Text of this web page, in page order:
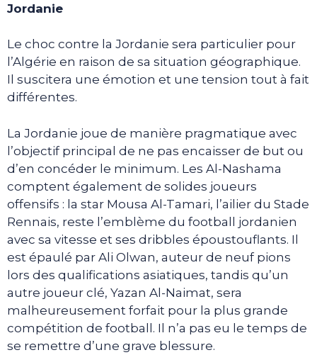
Jordanie
Le choc contre la Jordanie sera particulier pour
l’Algérie en raison de sa situation géographique.
Il suscitera une émotion et une tension tout à fait
différentes.
La Jordanie joue de manière pragmatique avec
l’objectif principal de ne pas encaisser de but ou
d’en concéder le minimum. Les Al-Nashama
comptent également de solides joueurs
offensifs : la star Mousa Al-Tamari, l’ailier du Stade
Rennais, reste l’emblème du football jordanien
avec sa vitesse et ses dribbles époustouflants. Il
est épaulé par Ali Olwan, auteur de neuf pions
lors des qualifications asiatiques, tandis qu’un
autre joueur clé, Yazan Al-Naimat, sera
malheureusement forfait pour la plus grande
compétition de football. Il n’a pas eu le temps de
se remettre d’une grave blessure.